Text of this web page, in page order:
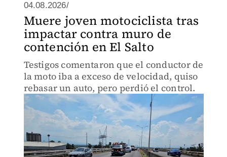
04.08.2026/
Muere joven motociclista tras
impactar contra muro de
contención en El Salto
Testigos comentaron que el conductor de
la moto iba a exceso de velocidad, quiso
rebasar un auto, pero perdió el control.